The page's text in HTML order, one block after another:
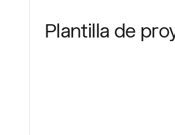
Plantilla de